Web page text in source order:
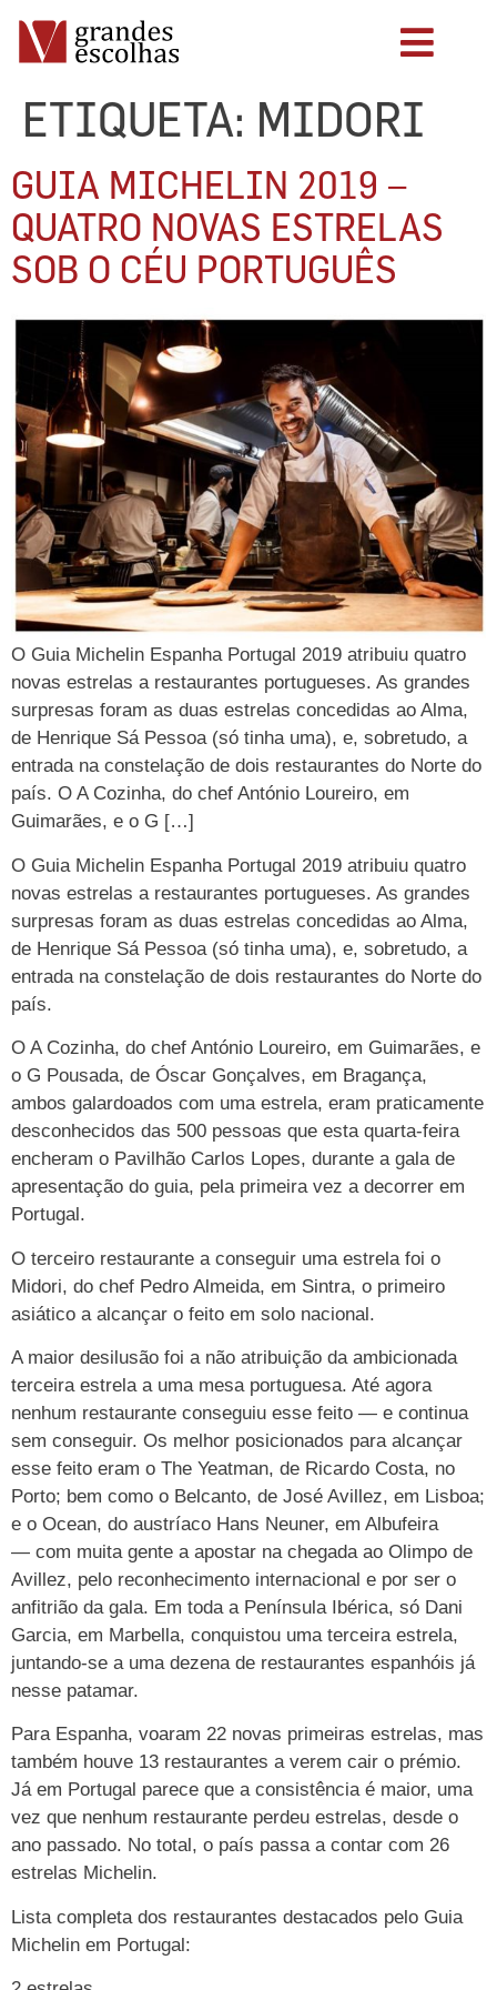
ETIQUETA: MIDORI
GUIA MICHELIN 2019 –
QUATRO NOVAS ESTRELAS
SOB O CÉU PORTUGUÊS
O Guia Michelin Espanha Portugal 2019 atribuiu quatro
novas estrelas a restaurantes portugueses. As grandes
surpresas foram as duas estrelas concedidas ao Alma,
de Henrique Sá Pessoa (só tinha uma), e, sobretudo, a
entrada na constelação de dois restaurantes do Norte do
país. O A Cozinha, do chef António Loureiro, em
Guimarães, e o G […]
O Guia Michelin Espanha Portugal 2019 atribuiu quatro
novas estrelas a restaurantes portugueses. As grandes
surpresas foram as duas estrelas concedidas ao Alma,
de Henrique Sá Pessoa (só tinha uma), e, sobretudo, a
entrada na constelação de dois restaurantes do Norte do
país.
O A Cozinha, do chef António Loureiro, em Guimarães, e
o G Pousada, de Óscar Gonçalves, em Bragança,
ambos galardoados com uma estrela, eram praticamente
desconhecidos das 500 pessoas que esta quarta-feira
encheram o Pavilhão Carlos Lopes, durante a gala de
apresentação do guia, pela primeira vez a decorrer em
Portugal.
O terceiro restaurante a conseguir uma estrela foi o
Midori, do chef Pedro Almeida, em Sintra, o primeiro
asiático a alcançar o feito em solo nacional.
A maior desilusão foi a não atribuição da ambicionada
terceira estrela a uma mesa portuguesa. Até agora
nenhum restaurante conseguiu esse feito — e continua
sem conseguir. Os melhor posicionados para alcançar
esse feito eram o The Yeatman, de Ricardo Costa, no
Porto; bem como o Belcanto, de José Avillez, em Lisboa;
e o Ocean, do austríaco Hans Neuner, em Albufeira
— com muita gente a apostar na chegada ao Olimpo de
Avillez, pelo reconhecimento internacional e por ser o
anfitrião da gala. Em toda a Península Ibérica, só Dani
Garcia, em Marbella, conquistou uma terceira estrela,
juntando-se a uma dezena de restaurantes espanhóis já
nesse patamar.
Para Espanha, voaram 22 novas primeiras estrelas, mas
também houve 13 restaurantes a verem cair o prémio.
Já em Portugal parece que a consistência é maior, uma
vez que nenhum restaurante perdeu estrelas, desde o
ano passado. No total, o país passa a contar com 26
estrelas Michelin.
Lista completa dos restaurantes destacados pelo Guia
Michelin em Portugal: